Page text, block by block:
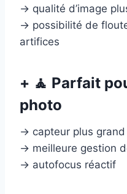
→ qualité d’image
→ possibilité de
artifices
+ 🧘 Parfait
photo
→ capteur plus grand
→ meilleure gestion
→ autofocus réactif